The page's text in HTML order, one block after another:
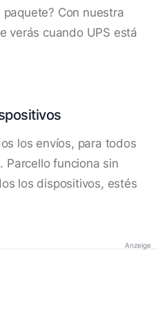
Con nuestra
verás cuando UPS está
los envíos, para todos
Parcello funciona sin
los dispositivos, estés
Anzeige